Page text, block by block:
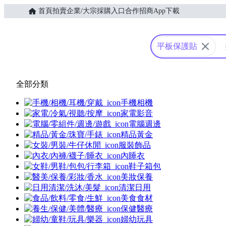
首頁拍賣企業/大宗採購入口 合作招商App下載
Yahoo購物中心
平板保護貼
全部分類
手機相機
家電影音
電腦週邊
精品黃金
服裝飾品
內睡衣
鞋子箱包
美妝保養
清潔日用
美食食材
保健醫療
婦幼玩具